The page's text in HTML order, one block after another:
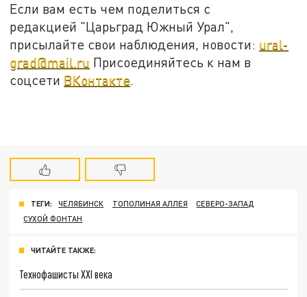
Если вам есть чем поделиться с
редакцией "Царьград Южный Урал",
присылайте свои наблюдения, новости: ural-
grad@mail.ru Присоединяйтесь к нам в
соцсети ВКонтакте.
ТЕГИ: ЧЕЛЯБИНСК ТОПОЛИНАЯ АЛЛЕЯ
СЕВЕРО-ЗАПАД
СУХОЙ ФОНТАН
ЧИТАЙТЕ ТАКЖЕ:
Технофашисты XXI века